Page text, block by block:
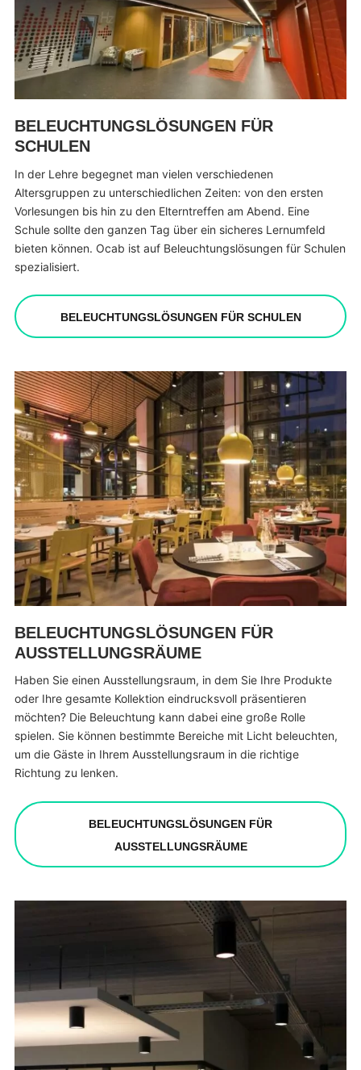
BELEUCHTUNGSLÖSUNGEN FÜR
SCHULEN
In der Lehre begegnet man vielen verschiedenen
Altersgruppen zu unterschiedlichen Zeiten: von den ersten
Vorlesungen bis hin zu den Elterntreffen am Abend. Eine
Schule sollte den ganzen Tag über ein sicheres Lernumfeld
bieten können. Ocab ist auf Beleuchtungslösungen für Schulen
spezialisiert.
BELEUCHTUNGSLÖSUNGEN FÜR SCHULEN
BELEUCHTUNGSLÖSUNGEN FÜR
AUSSTELLUNGSRÄUME
Haben Sie einen Ausstellungsraum, in dem Sie Ihre Produkte
oder Ihre gesamte Kollektion eindrucksvoll präsentieren
möchten? Die Beleuchtung kann dabei eine große Rolle
spielen. Sie können bestimmte Bereiche mit Licht beleuchten,
um die Gäste in Ihrem Ausstellungsraum in die richtige
Richtung zu lenken.
BELEUCHTUNGSLÖSUNGEN FÜR
AUSSTELLUNGSRÄUME